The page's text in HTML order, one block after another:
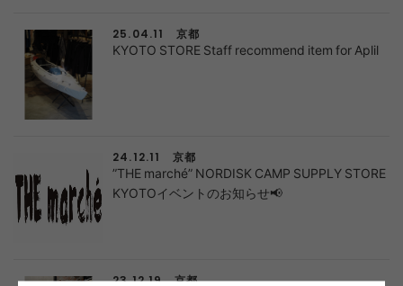
25.04.11 京都
KYOTO STORE Staff recommend item for Aplil
24.12.11 京都
”THE marché” NORDISK CAMP SUPPLY STORE
KYOTOイベントのお知らせ📢
23.12.19 京都